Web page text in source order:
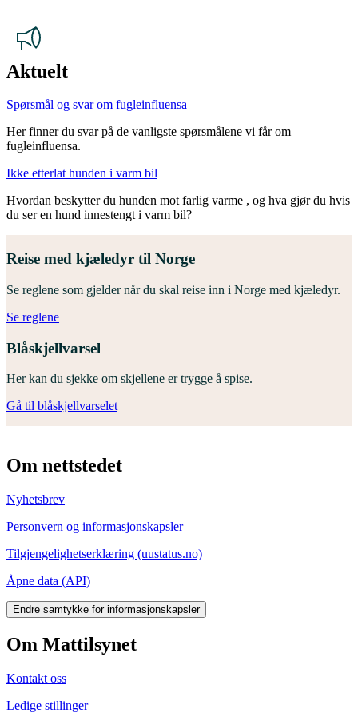
Aktuelt
Spørsmål og svar om fugleinfluensa
Her finner du svar på de vanligste spørsmålene vi får om
fugleinfluensa.
Ikke etterlat hunden i varm bil
Hvordan beskytter du hunden mot farlig varme , og hva gjør du hvis
du ser en hund innestengt i varm bil?
Reise med kjæledyr til Norge
Se reglene som gjelder når du skal reise inn i Norge med kjæledyr.
Se reglene
Blåskjellvarsel
Her kan du sjekke om skjellene er trygge å spise.
Gå til blåskjellvarselet
Om nettstedet
Nyhetsbrev
Personvern og informasjonskapsler
Tilgjengelighetserklæring (uustatus.no)
Åpne data (API)
Endre samtykke for informasjonskapsler
Om Mattilsynet
Kontakt oss
Ledige stillinger